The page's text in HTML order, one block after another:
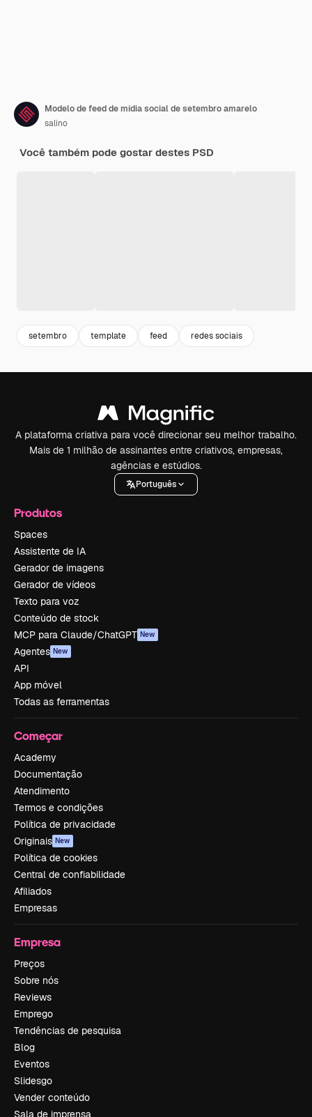
Modelo de feed de mídia social de setembro amarelo
salino
Você também pode gostar destes PSD
setembro template feed redes sociais
A plataforma criativa para você direcionar seu melhor trabalho.
Mais de 1 milhão de assinantes entre criativos, empresas,
agências e estúdios.
Português
Produtos
Spaces
Assistente de IA
Gerador de imagens
Gerador de vídeos
Texto para voz
Conteúdo de stock
MCP para Claude/ChatGPT New
Agentes New
API
App móvel
Todas as ferramentas
Começar
Academy
Documentação
Atendimento
Termos e condições
Política de privacidade
Originais New
Política de cookies
Central de confiabilidade
Afiliados
Empresas
Empresa
Preços
Sobre nós
Reviews
Emprego
Tendências de pesquisa
Blog
Eventos
Slidesgo
Vender conteúdo
Sala de imprensa